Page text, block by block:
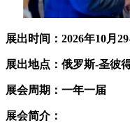
展出时间：2026年10月29
展出地点： 俄罗斯-圣彼
展会周期：一年一届
展会简介：